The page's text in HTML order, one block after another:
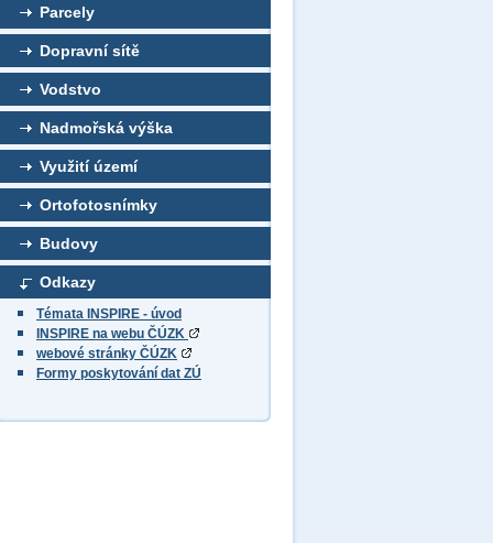
Parcely
Dopravní sítě
Vodstvo
Nadmořská výška
Využití území
Ortofotosnímky
Budovy
Odkazy
Témata INSPIRE - úvod
INSPIRE na webu ČÚZK
webové stránky ČÚZK
Formy poskytování dat ZÚ